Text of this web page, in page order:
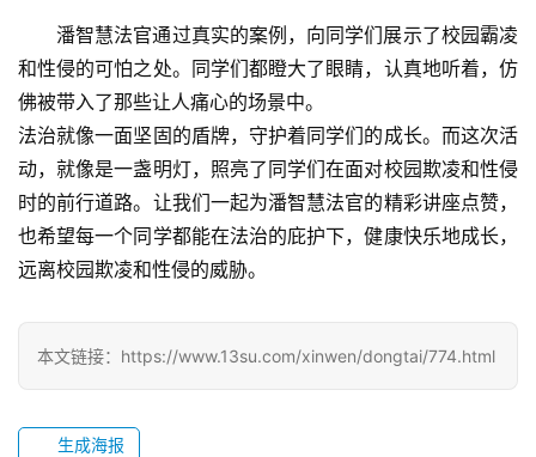
于
我
们
师
资
力
量
园
生
活
潘智慧法官通过真实的案例，向同学们展示了校园霸凌
和性侵的可怕之处。同学们都瞪大了眼睛，认真地听着，仿
佛被带入了那些让人痛心的场景中。
法治就像一面坚固的盾牌，守护着同学们的成长。而这次活
动，就像是一盏明灯，照亮了同学们在面对校园欺凌和性侵
时的前行道路。让我们一起为潘智慧法官的精彩讲座点赞，
也希望每一个同学都能在法治的庇护下，健康快乐地成长，
远离校园欺凌和性侵的威胁。
本文链接：https://www.13su.com/xinwen/dongtai/774.html
生成海报